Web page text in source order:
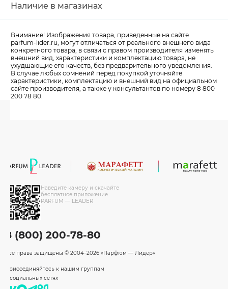
Наличие в магазинах
Внимание! Изображения товара, приведенные на сайте
parfum-lider.ru, могут отличаться от реального внешнего вида
конкретного товара, в связи с правом производителя изменять
внешний вид, характеристики и комплектацию товара, не
ухудшающие его качеств, без предварительного уведомления.
В случае любых сомнений перед покупкой уточняйте
характеристики, комплектацию и внешний вид на официальном
сайте производителя, а также у консультантов по номеру 8 800
200 78 80.
Наведите камеру и скачайте
бесплатное приложение
PARFUM — LEADER
8 (800) 200-78-80
Все права защищены © 2004–2026 «Парфюм — Лидер»
Присоединяйтесь к нашим группам
в социальных сетях